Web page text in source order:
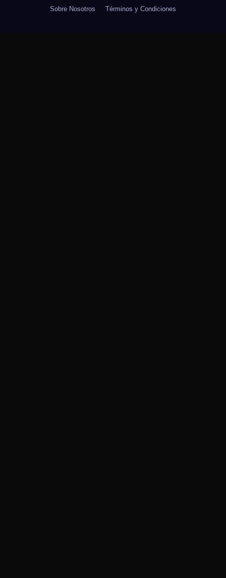
Sobre Nosotros Términos y Condiciones